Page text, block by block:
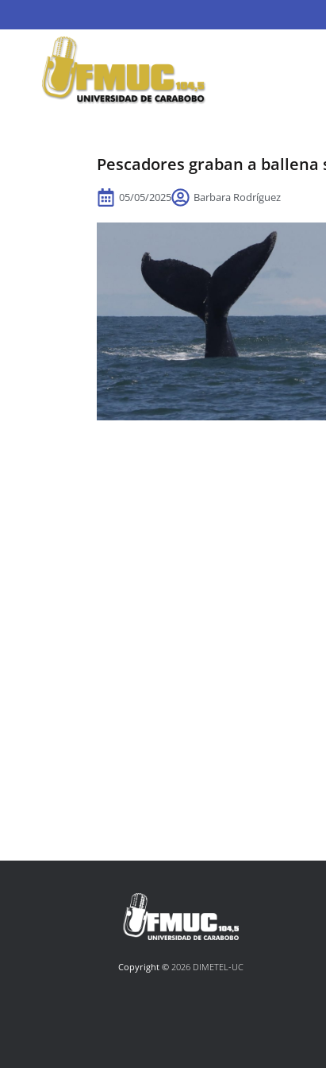
Pescadores graban a
05/05/2025 Barbara Rodríguez
Copyright ©2026 DIMETEL-UC